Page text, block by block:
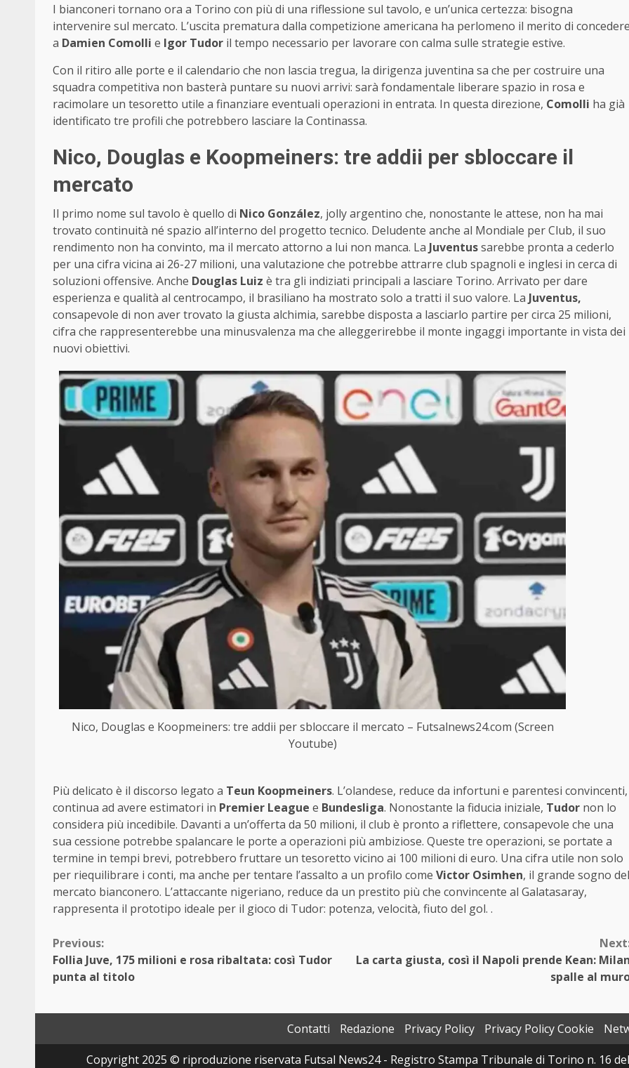
I bianconeri tornano ora a Torino con più di una riflessione sul tavolo, e un’unica certezza: bisogna
intervenire sul mercato. L’uscita prematura dalla competizione americana ha perlomeno il merito di
a Damien Comolli e Igor Tudor il tempo necessario per lavorare con calma sulle strategie estive.
Con il ritiro alle porte e il calendario che non lascia tregua, la dirigenza juventina sa che per costruire una
squadra competitiva non basterà puntare su nuovi arrivi: sarà fondamentale liberare spazio in rosa e
racimolare un tesoretto utile a finanziare eventuali operazioni in entrata. In questa direzione, Comolli ha già
identificato tre profili che potrebbero lasciare la Continassa.
Nico, Douglas e Koopmeiners: tre addii per sbloccare il
mercato
Il primo nome sul tavolo è quello di Nico González, jolly argentino che, nonostante le attese, non ha mai
trovato continuità né spazio all’interno del progetto tecnico. Deludente anche al Mondiale per Club, il suo
rendimento non ha convinto, ma il mercato attorno a lui non manca. La Juventussarebbe pronta a cederlo
per una cifra vicina ai 26-27 milioni, una valutazione che potrebbe attrarre club spagnoli e inglesi in cerca di
soluzioni offensive. Anche Douglas Luiz è tra gli indiziati principali a lasciare Torino. Arrivato per dare
esperienza e qualità al centrocampo, il brasiliano ha mostrato solo a tratti il suo valore. La Juventus,
consapevole di non aver trovato la giusta alchimia, sarebbe disposta a lasciarlo partire per circa 25 milioni,
cifra che rappresenterebbe una minusvalenza ma che alleggerirebbe il monte ingaggi importante in vista dei
nuovi obiettivi.
Nico, Douglas e Koopmeiners: tre addii per sbloccare il mercato – Futsalnews24.com (Screen
Youtube)
Più delicato è il discorso legato a Teun Koopmeiners. L’olandese, reduce da infortuni e parentesi convincenti,
continua ad avere estimatori in Premier League e Bundesliga. Nonostante la fiducia iniziale, Tudor non lo
considera più incedibile. Davanti a un’offerta da 50 milioni, il club è pronto a riflettere, consapevole che una
sua cessione potrebbe spalancare le porte a operazioni più ambiziose. Queste tre operazioni, se portate a
termine in tempi brevi, potrebbero fruttare un tesoretto vicino ai 100 milioni di euro. Una cifra utile non solo
per riequilibrare i conti, ma anche per tentare l’assalto a un profilo come Victor Osimhen, il grande sogno del
mercato bianconero. L’attaccante nigeriano, reduce da un prestito più che convincente al Galatasaray,
rappresenta il prototipo ideale per il gioco di Tudor: potenza, velocità, fiuto del gol. .
Continue
Reading
Previous:
Follia Juve, 175 milioni e rosa ribaltata: così Tudor
punta al titolo
La carta giusta, così il Napoli prende Kean:
spalle al
Contatti Redazione Privacy Policy Privacy Policy Cookie
Copyright 2025 © riproduzione riservata Futsal News24 - Registro Stampa Tribunale di Torino n. 16